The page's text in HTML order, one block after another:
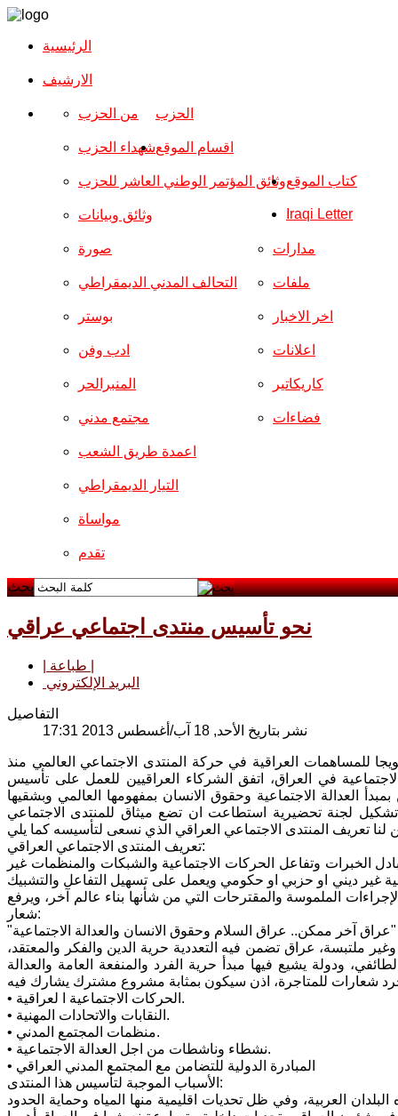
الرئيسية
الارشیف
الحزب من الحزب
شهداء الحزب
وثائق المؤتمر الوطني العاشر للحزب
وثائق وبيانات
اقسام الموقع
صورة
التحالف المدني الديمقراطي
بوستر
ادب وفن
المنبرالحر
مجتمع مدني
مدارات
ملفات
اخر الاخبار
اعلانات
كاريكاتير
فضاءات
اعمدة طريق الشعب
التيار الديمقراطي
مواساة
تقدم
كتاب الموقع
Iraqi Letter
بحث
نحو تأسيس منتدى اجتماعي عراقي
البريد الإلكتروني
التفاصيل
نشر بتاريخ الأحد, 18 آب/أغسطس 2013 17:31
للمساهمات العراقية في حركة المنتدى الاجتماعي العالمي منذ
العدالة الاجتماعية في العراق، اتفق الشركاء العراقيين للعمل على تأسيس
العدالة الاجتماعية وحقوق الانسان بمفهومها العالمي وبشقيها
لجنة تحضيرية استطاعت ان تضع ميثاق للمنتدى الاجتماعي
تعريف المنتدى الاجتماعي العراقي:
الخبرات وتفاعل الحركات الاجتماعية والشبكات والمنظمات غير
غير ديني او حزبي او حكومي ويعمل على تسهيل التفاعل والتشبيك
الملموسة والمقترحات التي من شأنها بناء عالم آخر، ويرفع
شعار:
"عراق آخر ممكن.. عراق السلام وحقوق الانسان والعدالة الاجتماعية"
ملتبسة، عراق تضمن فيه التعددية حرية الدين والفكر والمعتقد،
ودولة يشيع فيها مبدأ حرية الفرد والمنفعة العامة والعدالة
• الحركات الاجتماعية ا لعراقية.
• النقابات والاتحادات المهنية.
• منظمات المجتمع المدني.
• نشطاء وناشطات من اجل العدالة الاجتماعية.
• المبادرة الدولية للتضامن مع المجتمع المدني العراقي
الأسباب الموجبة لتأسيس هذا المنتدى:
العربية، وفي ظل تحديات اقليمية منها المياه وحماية الحدود